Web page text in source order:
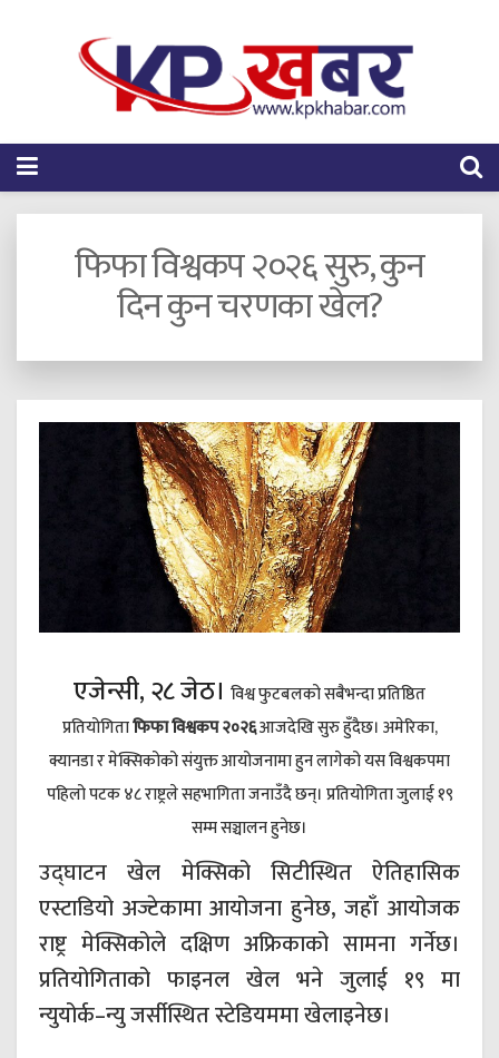
फिफा विश्वकप २०२६ सुरु, कुन
दिन कुन चरणका खेल?
एजेन्सी, २८ जेठ। विश्व फुटबलको सबैभन्दा प्रतिष्ठित
प्रतियोगिताफिफा विश्वकप २०२६आजदेखि सुरु हुँदैछ। अमेरिका,
क्यानडा र मेक्सिकोको संयुक्त आयोजनामा हुन लागेको यस विश्वकपमा
पहिलो पटक ४८ राष्ट्रले सहभागिता जनाउँदै छन्। प्रतियोगिता जुलाई १९
सम्म सञ्चालन हुनेछ।
उद्घाटन खेल मेक्सिको सिटीस्थित ऐतिहासिक
एस्टाडियो अज्टेकामा आयोजना हुनेछ, जहाँ आयोजक
राष्ट्र मेक्सिकोले दक्षिण अफ्रिकाको सामना गर्नेछ।
प्रतियोगिताको फाइनल खेल भने जुलाई १९ मा
न्युयोर्क–न्यु जर्सीस्थित स्टेडियममा खेलाइनेछ।